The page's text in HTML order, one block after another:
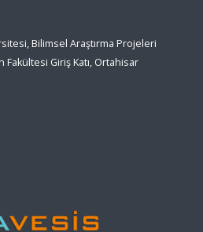
Bilimsel Araştırma Projeleri
Giriş Katı, Ortahisar